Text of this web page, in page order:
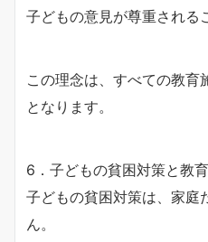
子どもの意見が尊重される
この理念は、すべての教育
となります。
6．子どもの貧困対策と教
子どもの貧困対策は、家庭
ん。